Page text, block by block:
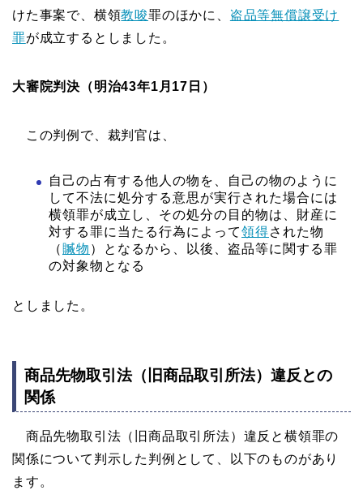
けた事案で、横領教唆罪のほかに、 盗品等無償譲受け
罪が成立するとしました。
大審院判決（明治43年1月17日）
この判例で、裁判官は、
自己の占有する他人の物を、自己の物のように
して不法に処分する意思が実行された場合には
横領罪が成立し、その処分の目的物は、財産に
対する罪に当たる行為によって領得された物
（ 贓物 ）となるから、以後、盗品等に関する罪
の対象物となる
としました。
商品先物取引法（旧商品取引所法）違反との
関係
商品先物取引法（旧商品取引所法）違反と横領罪の
関係について判示した判例として、以下のものがあり
ます。